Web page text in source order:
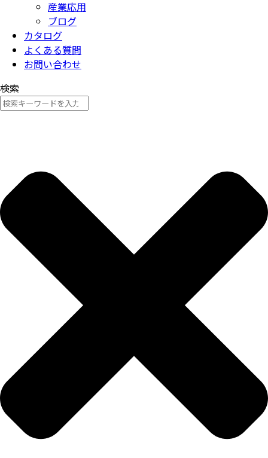
産業応用
ブログ
カタログ
よくある質問
お問い合わせ
検索